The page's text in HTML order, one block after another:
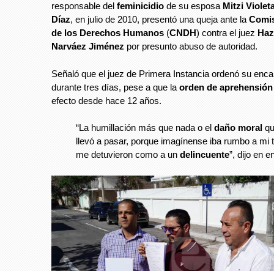
responsable del feminicidio de su esposa Mitzi
Díaz, en julio de 2010, presentó una queja ante la
de los Derechos Humanos (CNDH) contra el juez
Narváez Jiménez por presunto abuso de autoridad.
Señaló que el juez de Primera Instancia ordenó su
durante tres días, pese a que la orden de aprehensión
efecto desde hace 12 años.
“La humillación más que nada o el daño moral
llevó a pasar, porque imagínense iba rumbo a mi
me detuvieron como a un delincuente”, dijo en